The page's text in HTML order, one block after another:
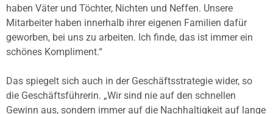
haben Väter und Töchter, Nichten und Neffen. Unsere
Mitarbeiter haben innerhalb ihrer eigenen Familien dafür
geworben, bei uns zu arbeiten. Ich finde, das ist immer ein
schönes Kompliment.“
Das spiegelt sich auch in der Geschäftsstrategie wider, so
die Geschäftsführerin. „Wir sind nie auf den schnellen
Gewinn aus, sondern immer auf die Nachhaltigkeit auf lange